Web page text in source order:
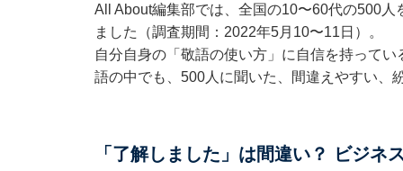
All About編集部では、全国の10〜60代の500
ました（調査期間：2022年5月10〜11日）。
自分自身の「敬語の使い方」に自信を持ってい
語の中でも、500人に聞いた、間違えやすい、
「了解しました」は間違い？ ビジネ